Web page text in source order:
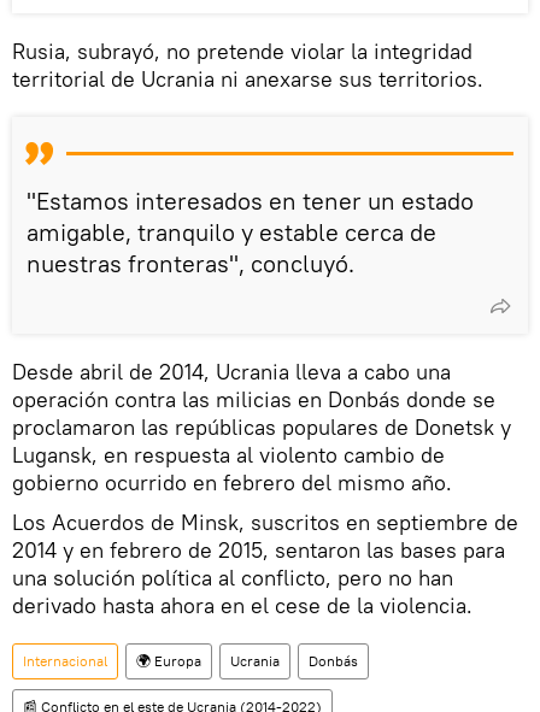
Rusia, subrayó, no pretende violar la integridad
territorial de Ucrania ni anexarse sus territorios.
"Estamos interesados en tener un estado
amigable, tranquilo y estable cerca de
nuestras fronteras", concluyó.
Desde abril de 2014, Ucrania lleva a cabo una
operación contra las milicias en Donbás donde se
proclamaron las repúblicas populares de Donetsk y
Lugansk, en respuesta al violento cambio de
gobierno ocurrido en febrero del mismo año.
Los Acuerdos de Minsk, suscritos en septiembre de
2014 y en febrero de 2015, sentaron las bases para
una solución política al conflicto, pero no han
derivado hasta ahora en el cese de la violencia.
Internacional 🌍 Europa Ucrania Donbás
📰 Conflicto en el este de Ucrania (2014-2022)